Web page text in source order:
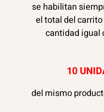
se habilitan
el total del
cantidad igual
10
del mismo